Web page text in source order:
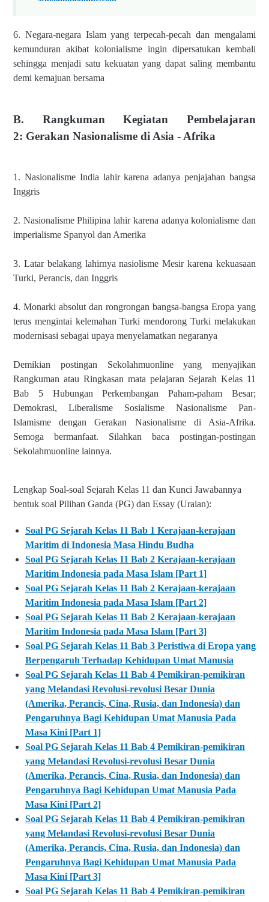
6. Negara-negara Islam yang terpecah-pecah dan mengalami
kemunduran akibat kolonialisme ingin dipersatukan kembali
sehingga menjadi satu kekuatan yang dapat saling membantu
demi kemajuan bersama
B. Rangkuman Kegiatan Pembelajaran
2: Gerakan Nasionalisme di Asia - Afrika
1. Nasionalisme India lahir karena adanya penjajahan bangsa
Inggris
2. Nasionalisme Philipina lahir karena adanya kolonialisme dan
imperialisme Spanyol dan Amerika
3. Latar belakang lahirnya nasiolisme Mesir karena kekuasaan
Turki, Perancis, dan Inggris
4. Monarki absolut dan rongrongan bangsa-bangsa Eropa yang
terus mengintai kelemahan Turki mendorong Turki melakukan
modernisasi sebagai upaya menyelamatkan negaranya
Demikian postingan Sekolahmuonline yang menyajikan
Rangkuman atau Ringkasan mata pelajaran Sejarah Kelas 11
Bab 5 Hubungan Perkembangan Paham-paham Besar;
Demokrasi, Liberalisme Sosialisme Nasionalisme Pan-
Islamisme dengan Gerakan Nasionalisme di Asia-Afrika.
Semoga bermanfaat. Silahkan baca postingan-postingan
Sekolahmuonline lainnya.
Lengkap Soal-soal Sejarah Kelas 11 dan Kunci Jawabannya
bentuk soal Pilihan Ganda (PG) dan Essay (Uraian):
Soal PG Sejarah Kelas 11 Bab 1 Kerajaan-kerajaan
Maritim di Indonesia Masa Hindu Budha
Soal PG Sejarah Kelas 11 Bab 2 Kerajaan-kerajaan
Maritim Indonesia pada Masa Islam [Part 1]
Soal PG Sejarah Kelas 11 Bab 2 Kerajaan-kerajaan
Maritim Indonesia pada Masa Islam [Part 2]
Soal PG Sejarah Kelas 11 Bab 2 Kerajaan-kerajaan
Maritim Indonesia pada Masa Islam [Part 3]
Soal PG Sejarah Kelas 11 Bab 3 Peristiwa di Eropa yang
Berpengaruh Terhadap Kehidupan Umat Manusia
Soal PG Sejarah Kelas 11 Bab 4 Pemikiran-pemikiran
yang Melandasi Revolusi-revolusi Besar Dunia
(Amerika, Perancis, Cina, Rusia, dan Indonesia) dan
Pengaruhnya Bagi Kehidupan Umat Manusia Pada
Masa Kini [Part 1]
Soal PG Sejarah Kelas 11 Bab 4 Pemikiran-pemikiran
yang Melandasi Revolusi-revolusi Besar Dunia
(Amerika, Perancis, Cina, Rusia, dan Indonesia) dan
Pengaruhnya Bagi Kehidupan Umat Manusia Pada
Masa Kini [Part 2]
Soal PG Sejarah Kelas 11 Bab 4 Pemikiran-pemikiran
yang Melandasi Revolusi-revolusi Besar Dunia
(Amerika, Perancis, Cina, Rusia, dan Indonesia) dan
Pengaruhnya Bagi Kehidupan Umat Manusia Pada
Masa Kini [Part 3]
Soal PG Sejarah Kelas 11 Bab 4 Pemikiran-pemikiran